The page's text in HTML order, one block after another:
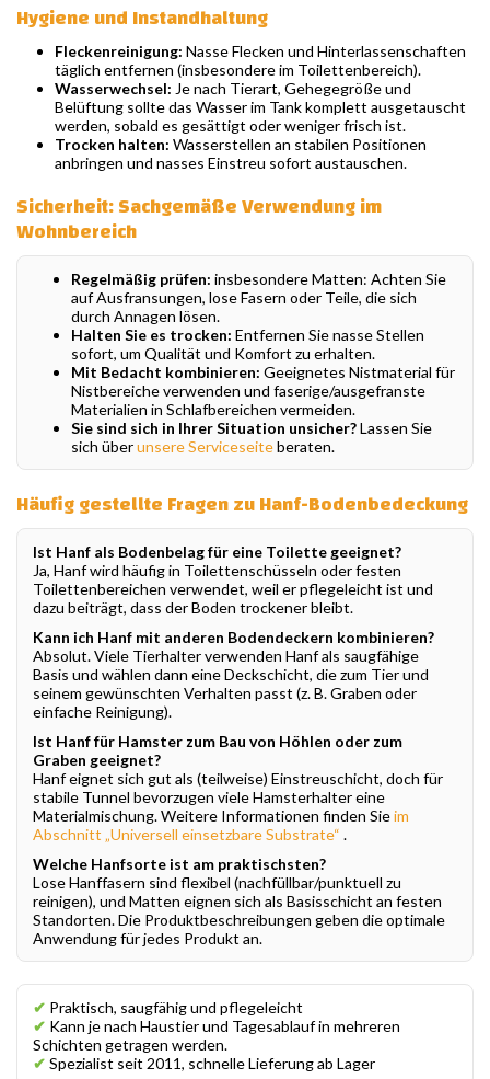
Hygiene und Instandhaltung
Fleckenreinigung: Nasse Flecken und Hinterlassenschaften
täglich entfernen (insbesondere im Toilettenbereich).
Wasserwechsel: Je nach Tierart, Gehegegröße und
Belüftung sollte das Wasser im Tank komplett ausgetauscht
werden, sobald es gesättigt oder weniger frisch ist.
Trocken halten: Wasserstellen an stabilen Positionen
anbringen und nasses Einstreu sofort austauschen.
Sicherheit: Sachgemäße Verwendung im
Wohnbereich
Regelmäßig prüfen: insbesondere Matten: Achten Sie
auf Ausfransungen, lose Fasern oder Teile, die sich
durch Annagen lösen.
Halten Sie es trocken: Entfernen Sie nasse Stellen
sofort, um Qualität und Komfort zu erhalten.
Mit Bedacht kombinieren: Geeignetes Nistmaterial für
Nistbereiche verwenden und faserige/ausgefranste
Materialien in Schlafbereichen vermeiden.
Sie sind sich in Ihrer Situation unsicher?Lassen Sie
sich überunsere Serviceseiteberaten.
Häufig gestellte Fragen zu Hanf-Bodenbedeckung
Ist Hanf als Bodenbelag für eine Toilette geeignet?
Ja, Hanf wird häufig in Toilettenschüsseln oder festen
Toilettenbereichen verwendet, weil er pflegeleicht ist und
dazu beiträgt, dass der Boden trockener bleibt.
Kann ich Hanf mit anderen Bodendeckern kombinieren?
Absolut. Viele Tierhalter verwenden Hanf als saugfähige
Basis und wählen dann eine Deckschicht, die zum Tier und
seinem gewünschten Verhalten passt (z. B. Graben oder
einfache Reinigung).
Ist Hanf für Hamster zum Bau von Höhlen oder zum
Graben geeignet?
Hanf eignet sich gut als (teilweise) Einstreuschicht, doch für
stabile Tunnel bevorzugen viele Hamsterhalter eine
Materialmischung. Weitere Informationen finden Sieim
Abschnitt „Universell einsetzbare Substrate“ .
Welche Hanfsorte ist am praktischsten?
Lose Hanffasern sind flexibel (nachfüllbar/punktuell zu
reinigen), und Matten eignen sich als Basisschicht an festen
Standorten. Die Produktbeschreibungen geben die optimale
Anwendung für jedes Produkt an.
✔ Praktisch, saugfähig und pflegeleicht
✔ Kann je nach Haustier und Tagesablauf in mehreren
Schichten getragen werden.
✔ Spezialist seit 2011, schnelle Lieferung ab Lager